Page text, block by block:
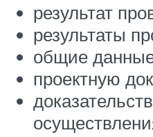
результат
результаты
общие данные
проектную